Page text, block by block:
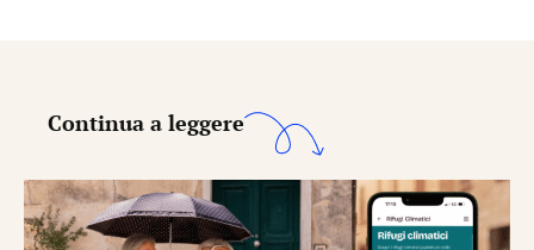
Continua a leggere